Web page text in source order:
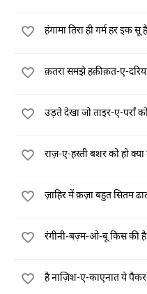
हंगामा तिरा ही गर्म हर इक सू है
क़तरा समझे हक़ीक़त-ए-
उड़ते देखा जो ताइर-ए-पर्रां
राज़-ए-हस्ती बशर को हो
ज़ाहिर में क़ज़ा बहुत सितम
रंगीनी-बज़्म-ओ-बू किस की है
है नाज़िश-ए-काएनात ये